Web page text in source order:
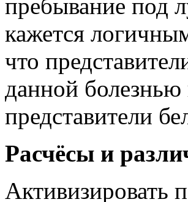
пребывание под
кажется
что
данной
представители
Расчёсы и
Активизировать